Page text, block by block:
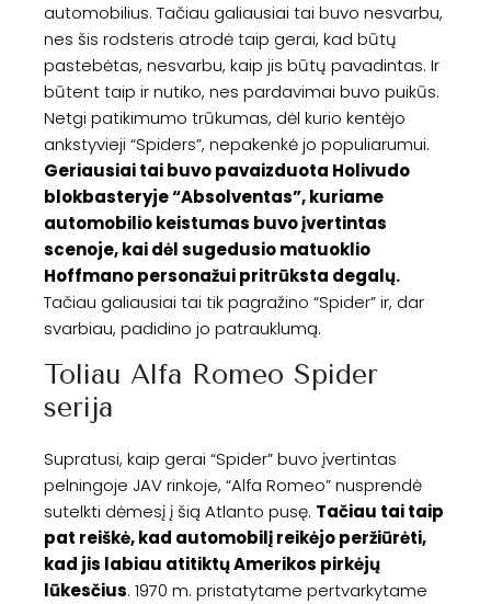
automobilius. Tačiau galiausiai tai buvo nesvarbu,
nes šis rodsteris atrodė taip gerai, kad būtų
pastebėtas, nesvarbu, kaip jis būtų pavadintas. Ir
būtent taip ir nutiko, nes pardavimai buvo puikūs.
Netgi patikimumo trūkumas, dėl kurio kentėjo
ankstyvieji “Spiders”, nepakenkė jo populiarumui.
Geriausiai tai buvo pavaizduota Holivudo
blokbasteryje “Absolventas”, kuriame
automobilio keistumas buvo įvertintas
scenoje, kai dėl sugedusio matuoklio
Hoffmano personažui pritrūksta degalų.
Tačiau galiausiai tai tik pagražino “Spider” ir, dar
svarbiau, padidino jo patrauklumą.
Toliau Alfa Romeo Spider
serija
Supratusi, kaip gerai “Spider” buvo įvertintas
pelningoje JAV rinkoje, “Alfa Romeo” nusprendė
sutelkti dėmesį į šią Atlanto pusę. Tačiau tai taip
pat reiškė, kad automobilį reikėjo peržiūrėti,
kad jis labiau atitiktų Amerikos pirkėjų
lūkesčius. 1970 m. pristatytame pertvarkytame